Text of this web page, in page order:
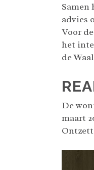
Samen
advies
Voor
het
de
De
maart